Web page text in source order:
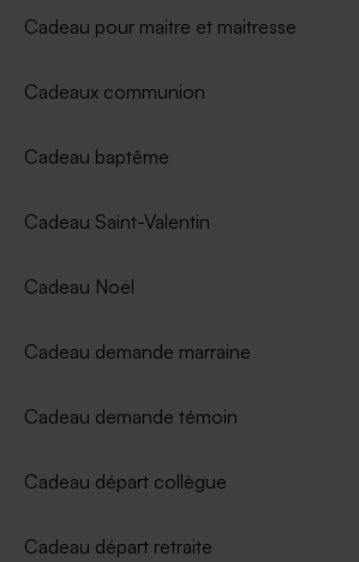
Cadeau pour maitre et maitresse
Cadeaux communion
Cadeau baptême
Cadeau Saint-Valentin
Cadeau Noël
Cadeau demande marraine
Cadeau demande témoin
Cadeau départ collègue
Cadeau départ retraite